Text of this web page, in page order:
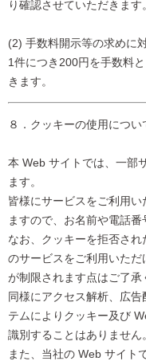
り確認させていただきます。
(2) 手数料開示等の求めに
1件につき200円を手数料
きます。
８．クッキーの使用につい
本 Web サイトでは、一部
ます。
皆様にサービスをご利用
ますので、お名前や電話番
なお、クッキーを拒否さ
のサービスをご利用いた
が制限されます点はご了承
同様にアクセス解析、広
テムによりクッキー及び
識別することはありません。
また、当社の Web サイト